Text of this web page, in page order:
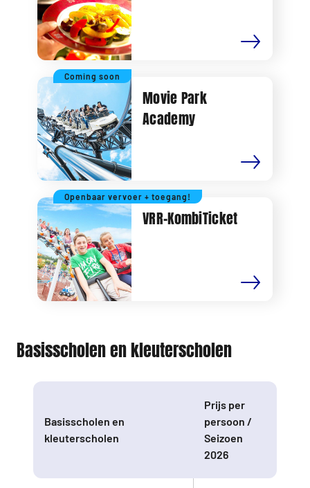
Coming soon
Movie Park
Academy
Openbaar vervoer + toegang!
VRR-KombiTicket
Basisscholen en kleuterscholen
Basisscholen en
kleuterscholen
Prijs per
persoon /
Seizoen
2026